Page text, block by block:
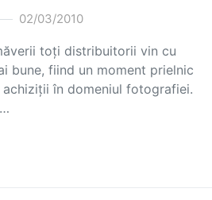
02/03/2010
toţi distribuitorii vin cu
bune, fiind un moment prielnic
în domeniul fotografiei.